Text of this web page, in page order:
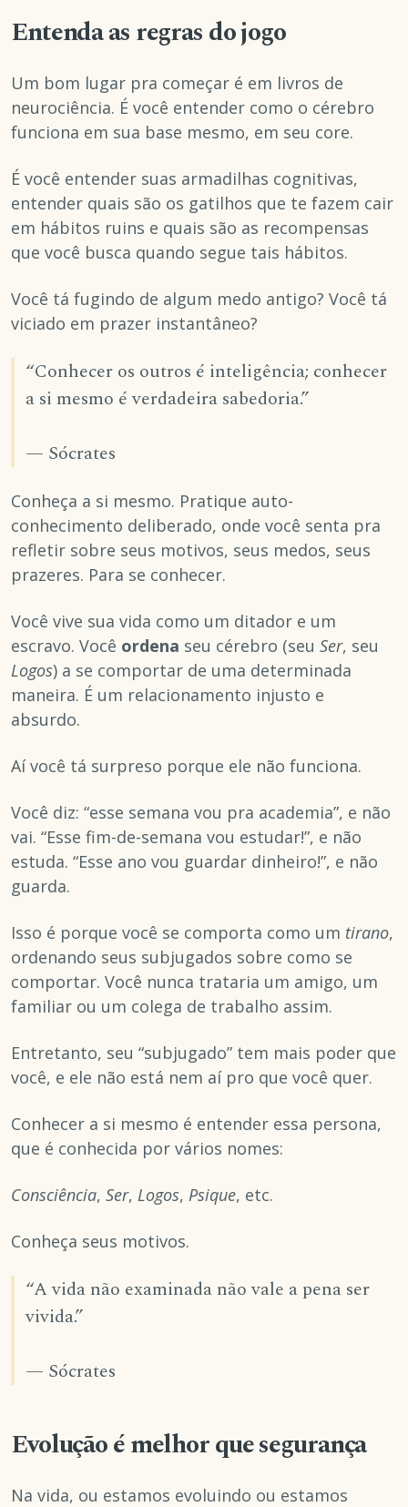
Entenda as regras do jogo
Um bom lugar pra começar é em livros de
neurociência. É você entender como o cérebro
funciona em sua base mesmo, em seu core.
É você entender suas armadilhas cognitivas,
entender quais são os gatilhos que te fazem cair
em hábitos ruins e quais são as recompensas
que você busca quando segue tais hábitos.
Você tá fugindo de algum medo antigo? Você tá
viciado em prazer instantâneo?
“Conhecer os outros é inteligência; conhecer
a si mesmo é verdadeira sabedoria.”
— Sócrates
Conheça a si mesmo. Pratique auto-
conhecimento deliberado, onde você senta pra
refletir sobre seus motivos, seus medos, seus
prazeres. Para se conhecer.
Você vive sua vida como um ditador e um
escravo. Você ordena seu cérebro (seu Ser, seu
Logos) a se comportar de uma determinada
maneira. É um relacionamento injusto e
absurdo.
Aí você tá surpreso porque ele não funciona.
Você diz: “esse semana vou pra academia”, e não
vai. “Esse fim-de-semana vou estudar!”, e não
estuda. “Esse ano vou guardar dinheiro!”, e não
guarda.
Isso é porque você se comporta como um tirano,
ordenando seus subjugados sobre como se
comportar. Você nunca trataria um amigo, um
familiar ou um colega de trabalho assim.
Entretanto, seu “subjugado” tem mais poder que
você, e ele não está nem aí pro que você quer.
Conhecer a si mesmo é entender essa persona,
que é conhecida por vários nomes:
Consciência, Ser, Logos, Psique, etc.
Conheça seus motivos.
“A vida não examinada não vale a pena ser
vivida.”
— Sócrates
Evolução é melhor que segurança
Na vida, ou estamos evoluindo ou estamos